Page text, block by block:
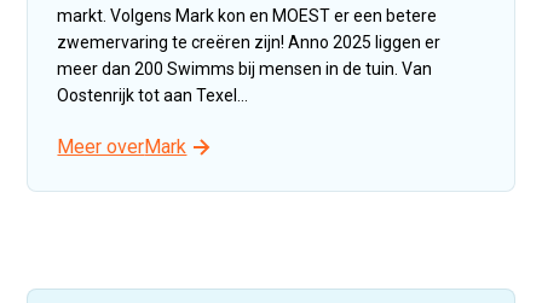
markt. Volgens Mark kon en MOEST er een betere
zwemervaring te creëren zijn! Anno 2025 liggen er
meer dan 200 Swimms bij mensen in de tuin. Van
Oostenrijk tot aan Texel...
Meer overMark